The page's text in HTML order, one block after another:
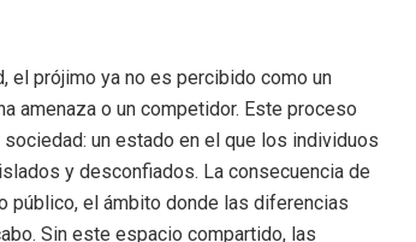
el prójimo ya no es percibido como un
amenaza o un competidor. Este proceso
un estado en el que los individuos
y desconfiados. La consecuencia de
público, el ámbito donde las diferencias
Sin este espacio compartido, las